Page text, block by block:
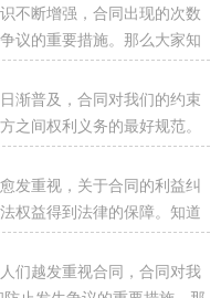
不断增强，合同出现的次数
议的重要措施。那么大家知
大家整理的...
渐普及，合同对我们的约束
之间权利义务的最好规范。
小编精心整...
发重视，关于合同的利益纠
权益得到法律的保障。知道
收集整理的吊篮...
们越发重视合同，合同对我